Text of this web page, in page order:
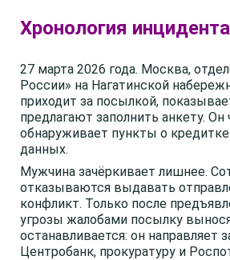
Хронология инцидента
27 марта 2026 года. Москва,
России» на Нагатинской
приходит за посылкой,
предлагают заполнить анкету. Он
обнаруживает пункты о
данных.
Мужчина зачёркивает лишнее.
отказываются выдавать
конфликт. Только после
угрозы жалобами посылку
останавливается: он направляет
Центробанк, прокуратуру и